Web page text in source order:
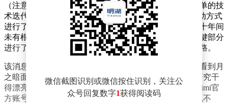
（注意力残差）的深度网络架构组件。这一成果并非简单的技
术迭代，而是对Transformer模型在深度方向上的信息流动方式
进行了重构。长期以来，大模型的核心结构残差连接在十年间
未有根本性变化，而此次月之暗面的研究则针对这一关键部分
进行了重新设计，为相关领域的技术发展提供了新的思路。
该消息发布后，迅速在社交媒体上引发关注。马斯克在看到月
之暗面的这项研究后，在社交媒体上评论称“Kimi这项研究干
得漂亮”，表达了对这一成果的认可与赞赏。月之暗面Kimi官
方账号也迅速回应，以幽默的方式表示“你的火箭造得也不
微信截图识别或微信按住识别，关注公
众号回复数字1获得阅读码